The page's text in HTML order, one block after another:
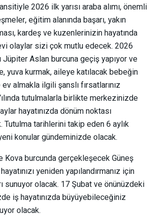
2026 ilk yarısı araba alımı, önemli
eğitim alanında başarı, yakın
kardeş ve kuzenlerinizin hayatında
olaylar sizi çok mutlu edecek. 2026
Jüpiter Aslan burcuna geçiş yapıyor ve
yuva kurmak, aileye katılacak bebeğin
almakla ilgili şanslı fırsatlarınız
tutulmalarla birlikte merkezinizde
hayatınızda dönüm noktası
tarihlerini takip eden 6 aylık
konular gündeminizde olacak.
Kova burcunda gerçekleşecek Güneş
yeniden yapılandırmanız için
sunuyor olacak. 17 Şubat ve önünüzdeki
iş hayatınızda büyüyebileceğiniz
olacak.